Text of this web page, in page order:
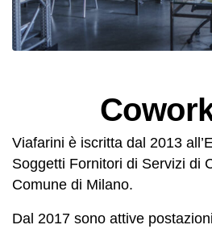
Viafarini è iscritta dal 2013
Soggetti Fornitori di Servizi di
Comune di Milano.
Dal 2017 sono attive